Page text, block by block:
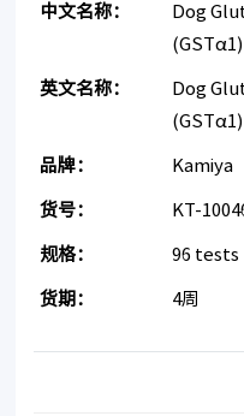
中文名称：
Dog
英文名称：
Dog
品牌： Kamiya
货号： KT-
规格： 96 tests
货期： 4周